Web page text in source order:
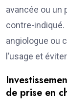
avancée ou un
contre-indiqué.
angiologue ou
l’usage et
de prise en